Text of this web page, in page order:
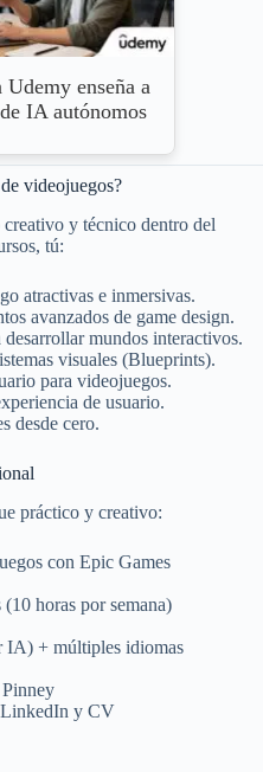
enseña a
IA autónomos
videojuegos?
y técnico dentro del
tú:
atractivas e inmersivas.
avanzados de game design.
mundos interactivos.
visuales (Blueprints).
para videojuegos.
de usuario.
desde cero.
práctico y creativo:
con Epic Games
(10 horas por semana)
IA) + múltiples idiomas
y CV